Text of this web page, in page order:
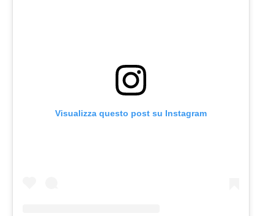
Visualizza questo post su Instagram